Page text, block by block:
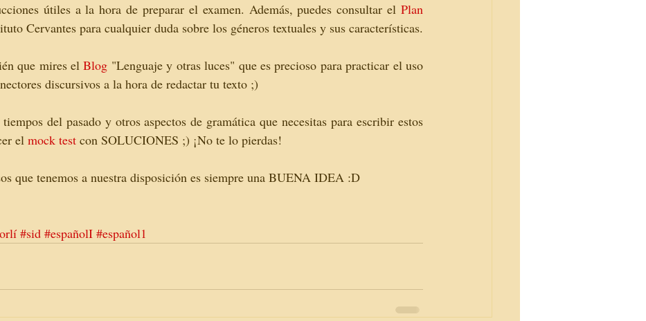
útiles a la hora de preparar el examen. Además, puedes consultar el Plan
Cervantes para cualquier duda sobre los géneros textuales y sus características.
que mires el Blog "Lenguaje y otras luces" que es precioso para practicar el uso
discursivos a la hora de redactar tu texto ;)
del pasado y otros aspectos de gramática que necesitas para escribir estos
el mock test con SOLUCIONES ;) ¡No te lo pierdas!
que tenemos a nuestra disposición es siempre una BUENA IDEA :D
#sid #españolI #español1